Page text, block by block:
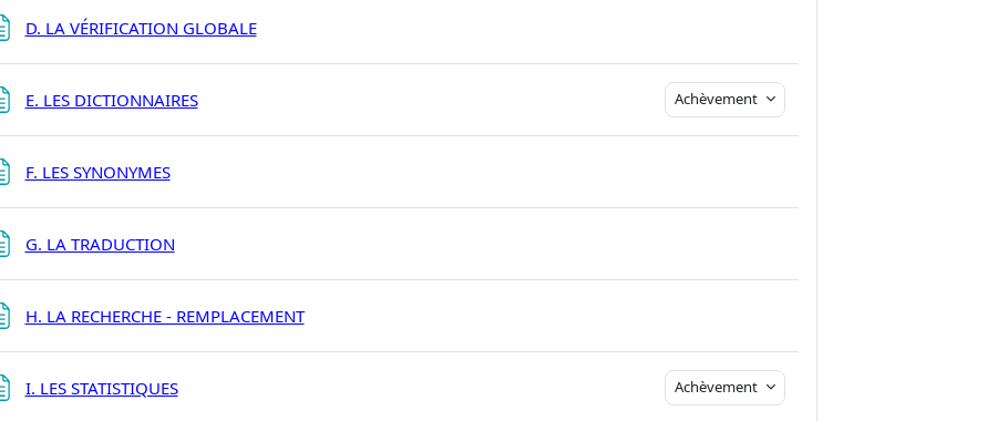
D. LA VÉRIFICATION GLOBALEPage
E. LES DICTIONNAIRESPage Achèvement
F. LES SYNONYMESPage
G. LA TRADUCTIONPage
H. LA RECHERCHE - REMPLACEMENTPage
I. LES STATISTIQUESPage Achèvement